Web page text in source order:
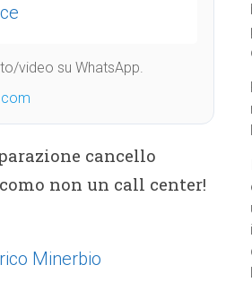
video su WhatsApp.
cancello
non un call center!
Minerbio